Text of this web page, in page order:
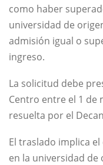
como haber
universidad de
admisión igual o
ingreso.
La solicitud debe
Centro entre el 1 de
resuelta por el
El traslado implica
en la universidad